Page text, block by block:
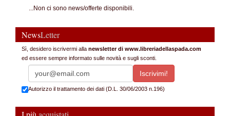
...Non ci sono news/offerte disponibili.
NewsLetter
Sì, desidero iscrivermi alla newsletter di www.libreriadellaspada.com
ed essere sempre informato sulle novità e sugli sconti.
Autorizzo il trattamento dei dati (D.L. 30/06/2003 n.196)